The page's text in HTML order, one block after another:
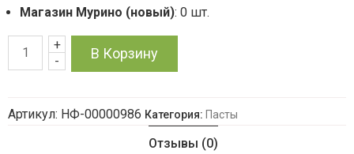
Магазин Мурино (новый): 0 шт.
-
Количество
Паста
+
В Корзину
Артикул: НФ-00000986 Категория: Пасты
Отзывы (0)